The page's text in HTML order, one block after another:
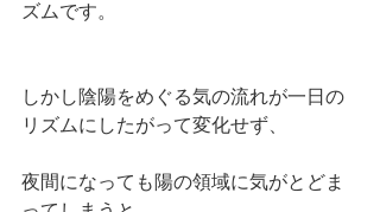
ズムです。
しかし陰陽をめぐる気の流れが一日の
リズムにしたがって変化せず、
夜間になっても陽の領域に気がとどま